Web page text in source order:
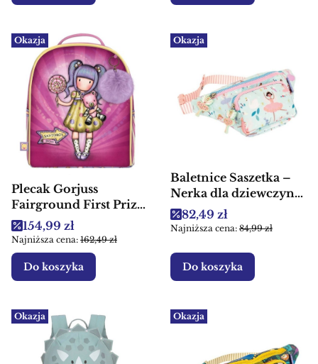
Okazja
Plecak Gorjuss
Fairground First Prize
Santoro dla dzieci
mały
Cena promocyjna
154,99 zł
Najniższa cena: 162,49 zł
Do koszyka
Okazja
Baletnice Saszetka –
Nerka dla dziewczynki
Floss & Rock
Cena promocyjna
82,49 zł
Najniższa cena: 84,99 zł
Do koszyka
Okazja Okazja